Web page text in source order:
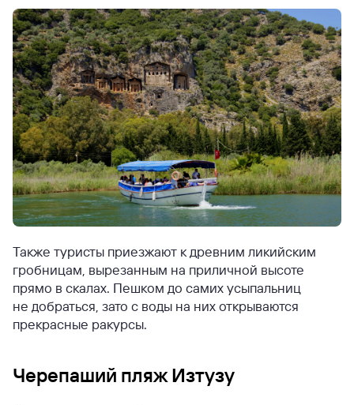
Также туристы приезжают к древним ликийским
гробницам, вырезанным на приличной высоте
прямо в скалах. Пешком до самих усыпальниц
не добраться, зато с воды на них открываются
прекрасные ракурсы.
Черепаший пляж Изтузу